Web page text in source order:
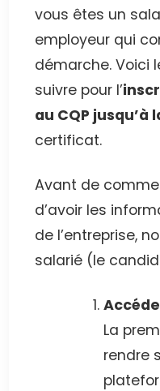
vous êtes un
employeur qui
démarche. Voici
suivre pour l’
au CQP jusqu’à
certificat.
Avant de
d’avoir les
de l’entreprise,
salarié (le
La
rendre